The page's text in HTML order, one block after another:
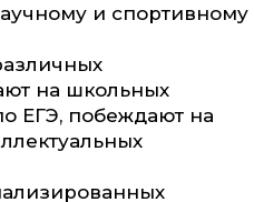
и спортивному
на школьных
ЕГЭ, побеждают на